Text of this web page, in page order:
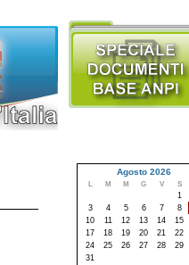
Agosto 2026
L M M G V S
1
3
4 5 6 7 8
10
11 12 13 14 15
17
18 19 20 21 22
24
25 26 27 28 29
31